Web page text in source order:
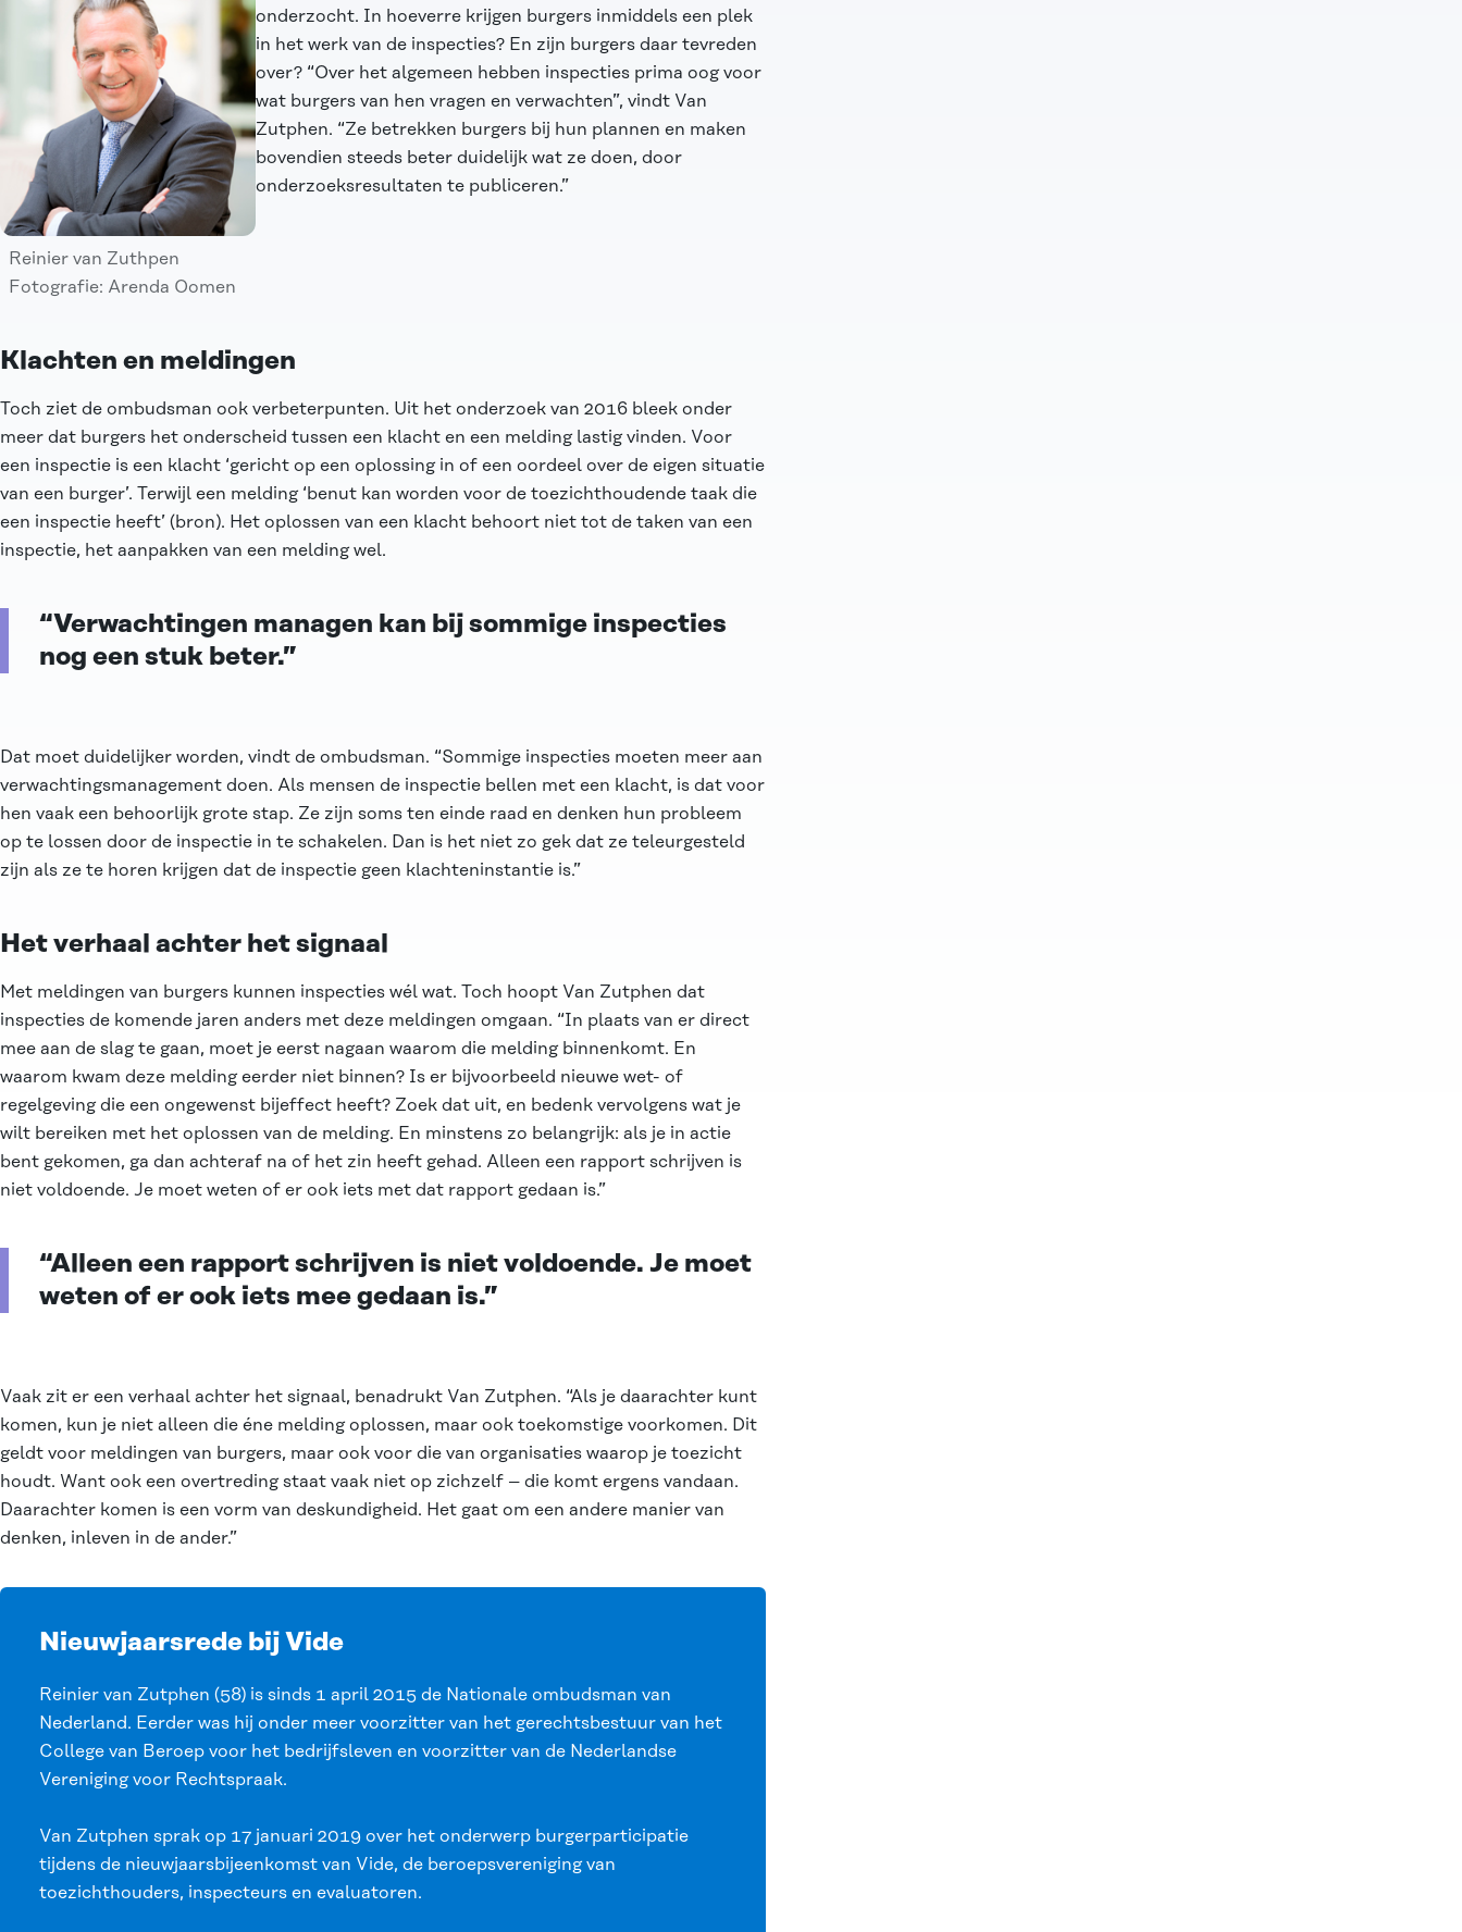
Reinier van Zuthpen
Fotografie: Arenda Oomen
onderzocht. In hoeverre krijgen burgers inmiddels een plek
in het werk van de inspecties? En zijn burgers daar tevreden
over? “Over het algemeen hebben inspecties prima oog voor
wat burgers van hen vragen en verwachten”, vindt Van
Zutphen. “Ze betrekken burgers bij hun plannen en maken
bovendien steeds beter duidelijk wat ze doen, door
onderzoeksresultaten te publiceren.”
Klachten en meldingen
Toch ziet de ombudsman ook verbeterpunten. Uit het onderzoek van 2016 bleek onder
meer dat burgers het onderscheid tussen een klacht en een melding lastig vinden. Voor
een inspectie is een klacht ‘gericht op een oplossing in of een oordeel over de eigen situatie
van een burger’. Terwijl een melding ‘benut kan worden voor de toezichthoudende taak die
een inspectie heeft’ (bron). Het oplossen van een klacht behoort niet tot de taken van een
inspectie, het aanpakken van een melding wel.
“Verwachtingen managen kan bij sommige inspecties
nog een stuk beter.”
Dat moet duidelijker worden, vindt de ombudsman. “Sommige inspecties moeten meer aan
verwachtingsmanagement doen. Als mensen de inspectie bellen met een klacht, is dat voor
hen vaak een behoorlijk grote stap. Ze zijn soms ten einde raad en denken hun probleem
op te lossen door de inspectie in te schakelen. Dan is het niet zo gek dat ze teleurgesteld
zijn als ze te horen krijgen dat de inspectie geen klachteninstantie is.”
Het verhaal achter het signaal
Met meldingen van burgers kunnen inspecties wél wat. Toch hoopt Van Zutphen dat
inspecties de komende jaren anders met deze meldingen omgaan. “In plaats van er direct
mee aan de slag te gaan, moet je eerst nagaan waarom die melding binnenkomt. En
waarom kwam deze melding eerder niet binnen? Is er bijvoorbeeld nieuwe wet- of
regelgeving die een ongewenst bijeffect heeft? Zoek dat uit, en bedenk vervolgens wat je
wilt bereiken met het oplossen van de melding. En minstens zo belangrijk: als je in actie
bent gekomen, ga dan achteraf na of het zin heeft gehad. Alleen een rapport schrijven is
niet voldoende. Je moet weten of er ook iets met dat rapport gedaan is.”
“Alleen een rapport schrijven is niet voldoende. Je moet
weten of er ook iets mee gedaan is.”
Vaak zit er een verhaal achter het signaal, benadrukt Van Zutphen. “Als je daarachter kunt
komen, kun je niet alleen die éne melding oplossen, maar ook toekomstige voorkomen. Dit
geldt voor meldingen van burgers, maar ook voor die van organisaties waarop je toezicht
houdt. Want ook een overtreding staat vaak niet op zichzelf – die komt ergens vandaan.
Daarachter komen is een vorm van deskundigheid. Het gaat om een andere manier van
denken, inleven in de ander.”
Nieuwjaarsrede bij Vide
Reinier van Zutphen (58) is sinds 1 april 2015 de Nationale ombudsman van
Nederland. Eerder was hij onder meer voorzitter van het gerechtsbestuur van het
College van Beroep voor het bedrijfsleven en voorzitter van de Nederlandse
Vereniging voor Rechtspraak.
Van Zutphen sprak op 17 januari 2019 over het onderwerp burgerparticipatie
tijdens de nieuwjaarsbijeenkomst van Vide, de beroepsvereniging van
toezichthouders, inspecteurs en evaluatoren.